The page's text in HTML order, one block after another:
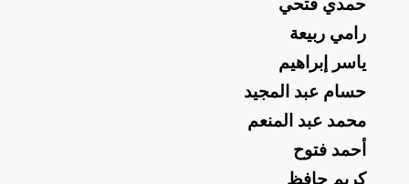
حمدي فتحي
رامي ربيعة
ياسر إبراهيم
حسام عبد المجيد
محمد عبد المنعم
أحمد فتوح
كريم حافظ